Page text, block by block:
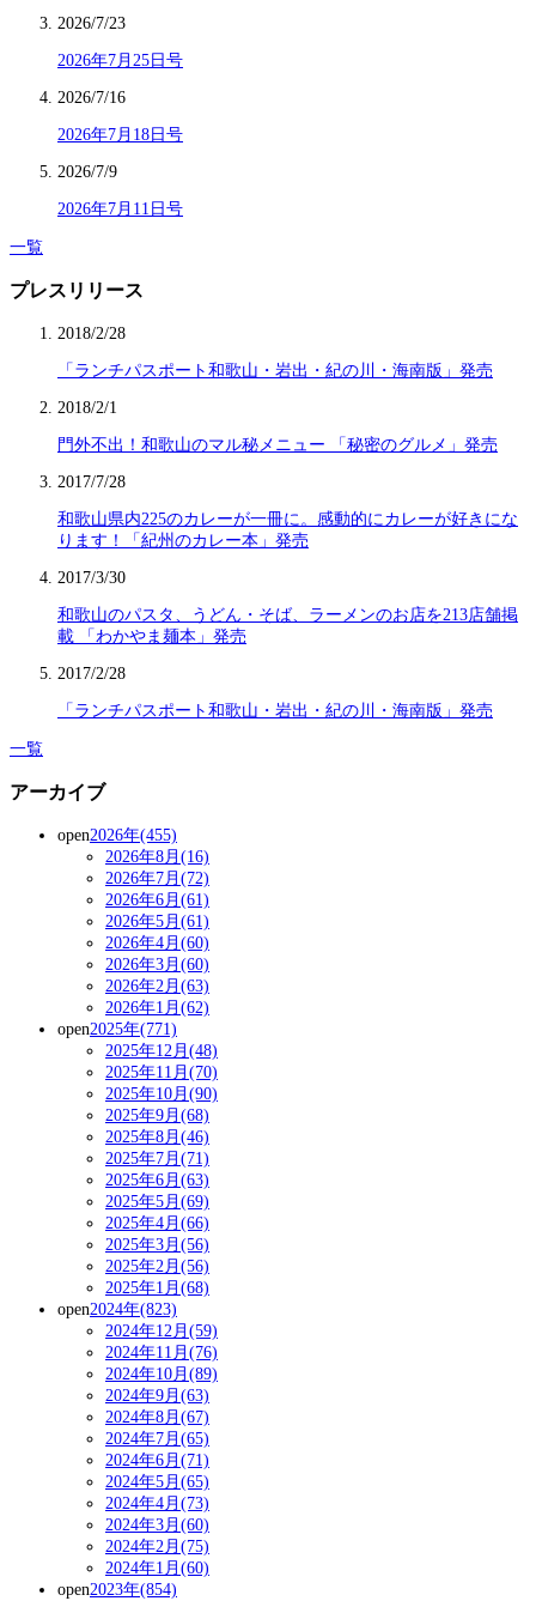
2026/7/23
2026年7月25日号
2026/7/16
2026年7月18日号
2026/7/9
2026年7月11日号
一覧
プレスリリース
2018/2/28
「ランチパスポート和歌山・岩出・紀の川・海南版」発売
2018/2/1
門外不出！和歌山のマル秘メニュー 「秘密のグルメ」発売
2017/7/28
和歌山県内225のカレーが一冊に。感動的にカレーが好きにな
ります！「紀州のカレー本」発売
2017/3/30
和歌山のパスタ、うどん・そば、ラーメンのお店を213店舗掲
載 「わかやま麺本」発売
2017/2/28
「ランチパスポート和歌山・岩出・紀の川・海南版」発売
一覧
アーカイブ
open2026年(455)
2026年8月(16)
2026年7月(72)
2026年6月(61)
2026年5月(61)
2026年4月(60)
2026年3月(60)
2026年2月(63)
2026年1月(62)
open2025年(771)
2025年12月(48)
2025年11月(70)
2025年10月(90)
2025年9月(68)
2025年8月(46)
2025年7月(71)
2025年6月(63)
2025年5月(69)
2025年4月(66)
2025年3月(56)
2025年2月(56)
2025年1月(68)
open2024年(823)
2024年12月(59)
2024年11月(76)
2024年10月(89)
2024年9月(63)
2024年8月(67)
2024年7月(65)
2024年6月(71)
2024年5月(65)
2024年4月(73)
2024年3月(60)
2024年2月(75)
2024年1月(60)
open2023年(854)